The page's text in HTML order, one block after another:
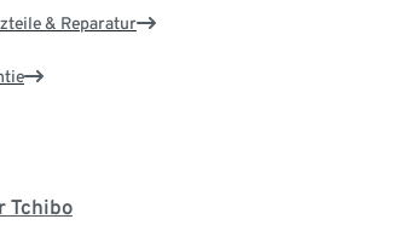
& Reparatur
Tchibo